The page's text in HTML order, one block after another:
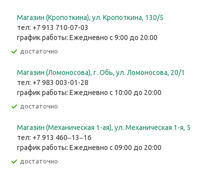
Магазин (Кропоткина), ул. ​Кропоткина, 130/5
тел: +7 913 710-07-03
график работы: Ежедневно с 9:00 до 20:00
Достаточно
Магазин (Ломоносова), г. Обь, ул. ​Ломоносова, 20/1
тел: +7 983 003-01-28
график работы: Ежедневно с 10:00 до 20:00
Достаточно
Магазин (Механическая 1-ая), ул. ​Механическая 1-я, 5
тел: +7 913 460‒13‒16
график работы: Ежедневно с 09:00 до 20:00
Достаточно